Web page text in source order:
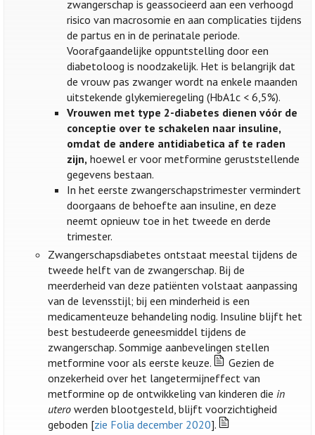
zwangerschap is geassocieerd aan een verhoogd
risico van macrosomie en aan complicaties tijdens
de partus en in de perinatale periode.
Voorafgaandelijke oppuntstelling door een
diabetoloog is noodzakelijk. Het is belangrijk dat
de vrouw pas zwanger wordt na enkele maanden
uitstekende glykemieregeling (HbA1c < 6,5%).
Vrouwen met type 2-diabetes dienen vóór de
conceptie over te schakelen naar insuline,
omdat de andere antidiabetica af te raden
zijn,hoewel er voor metformine geruststellende
gegevens bestaan.
In het eerste zwangerschapstrimester vermindert
doorgaans de behoefte aan insuline, en deze
neemt opnieuw toe in het tweede en derde
trimester.
Zwangerschapsdiabetes ontstaat meestal tijdens de
tweede helft van de zwangerschap. Bij de
meerderheid van deze patiënten volstaat aanpassing
van de levensstijl; bij een minderheid is een
medicamenteuze behandeling nodig. Insuline blijft het
best bestudeerde geneesmiddel tijdens de
zwangerschap. Sommige aanbevelingen stellen
metformine voor als eerste keuze.
Gezien de
onzekerheid over het langetermijneffect van
metformine op de ontwikkeling van kinderen die in
utero werden blootgesteld, blijft voorzichtigheid
geboden [zie Folia december 2020].